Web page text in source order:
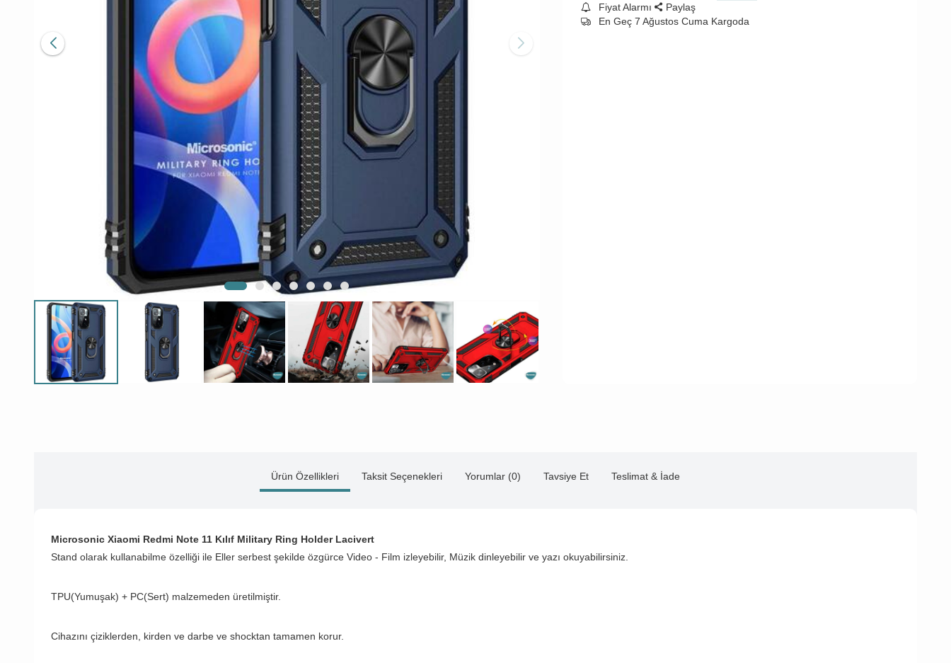
Fiyat Alarmı
Paylaş
En Geç 7 Ağustos Cuma Kargoda
Ürün Özellikleri Taksit Seçenekleri Yorumlar (0) Tavsiye Et Teslimat & İade
Microsonic Xiaomi Redmi Note 11 Kılıf Military Ring Holder Lacivert
Stand olarak kullanabilme özelliği ile Eller serbest şekilde özgürce Video - Film izleyebilir, Müzik dinleyebilir ve yazı okuyabilirsiniz.
TPU(Yumuşak) + PC(Sert) malzemeden üretilmiştir.
Cihazını çiziklerden, kirden ve darbe ve shocktan tamamen korur.